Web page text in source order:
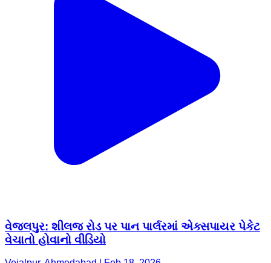
વેજલપુર: શીલજ રોડ પર પાન પાર્લરમાં એક્સપાયર પેકેટ
વેચાતો હોવાનો વીડિયો